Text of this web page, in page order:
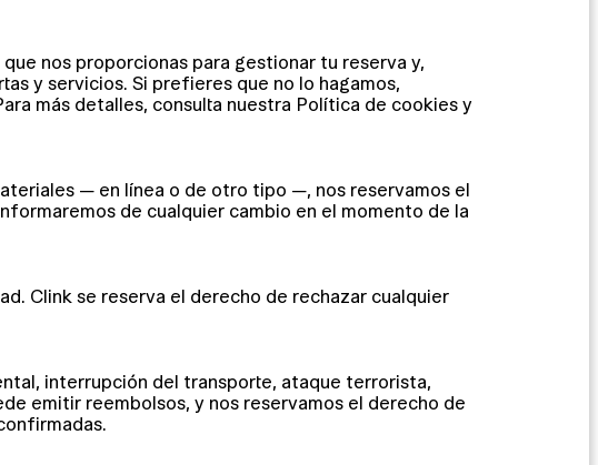
nos proporcionas para gestionar tu reserva y,
y servicios. Si prefieres que no lo hagamos,
más detalles, consulta nuestra Política de cookies y
— en línea o de otro tipo —, nos reservamos el
de cualquier cambio en el momento de la
Clink se reserva el derecho de rechazar cualquier
interrupción del transporte, ataque terrorista,
emitir reembolsos, y nos reservamos el derecho de